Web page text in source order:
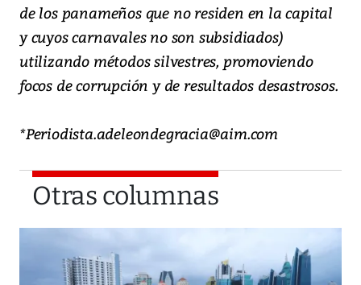
de los panameños que no residen en la capital
y cuyos carnavales no son subsidiados)
utilizando métodos silvestres, promoviendo
focos de corrupción y de resultados desastrosos.
*Periodista.adeleondegracia@aim.com
Otras columnas